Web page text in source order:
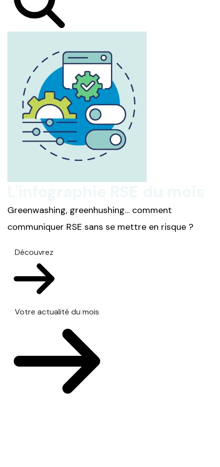
Greenwashing, greenhushing… comment
communiquer RSE sans se mettre en risque ?
Découvrez
Votre actualité du mois